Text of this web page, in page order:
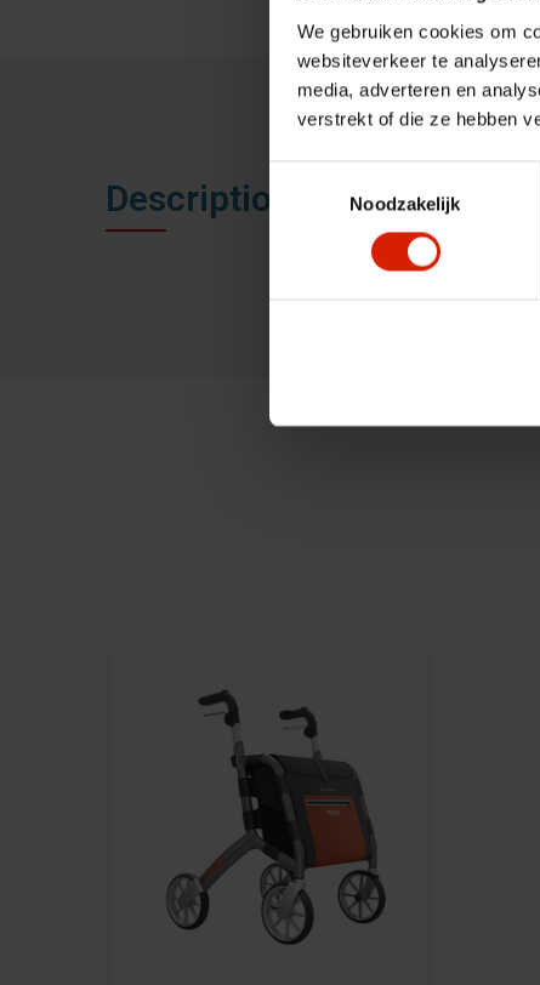
We gebruiken cookies om
websiteverkeer te
media, adverteren en
verstrekt of die ze hebben
Noodzakelijk
Description